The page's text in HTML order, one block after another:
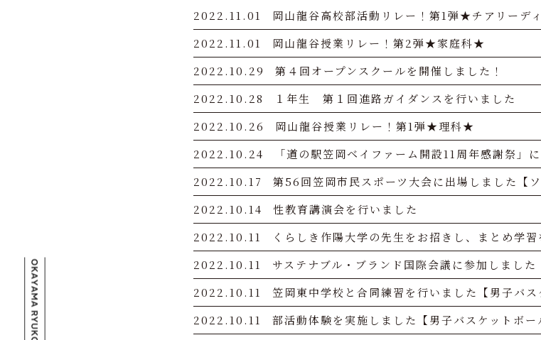
2022.11.01
岡山龍谷高校部活動リレー！第1弾★チアリーデ
2022.11.01
岡山龍谷授業リレー！第2弾★家庭科★
2022.10.29
第４回オープンスクールを開催しました！
2022.10.28
１年生 第１回進路ガイダンスを行いました
2022.10.26
岡山龍谷授業リレー！第1弾★理科★
2022.10.24
「道の駅笠岡ベイファーム開設11周年感謝祭」
2022.10.17
第56回笠岡市民スポーツ大会に出場しました【ソ
2022.10.14
性教育講演会を行いました
2022.10.11
くらしき作陽大学の先生をお招きし、まとめ学
2022.10.11
サステナブル・ブランド国際会議に参加しました
2022.10.11
笠岡東中学校と合同練習を行いました【男子バス
2022.10.11
部活動体験を実施しました【男子バスケットボー